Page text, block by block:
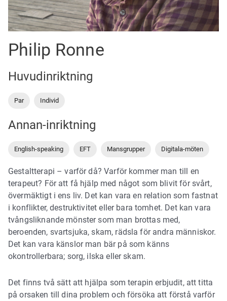
Philip Ronne
Huvudinriktning
Par Individ
Annan-inriktning
English-speaking EFT Mansgrupper Digitala-möten
Gestaltterapi – varför då? Varför kommer man till en
terapeut? För att få hjälp med något som blivit för svårt,
övermäktigt i ens liv. Det kan vara en relation som fastnat
i konflikter, destruktivitet eller bara tomhet. Det kan vara
tvångsliknande mönster som man brottas med,
beroenden, svartsjuka, skam, rädsla för andra människor.
Det kan vara känslor man bär på som känns
okontrollerbara; sorg, ilska eller skam.
Det finns två sätt att hjälpa som terapin erbjudit, att titta
på orsaken till dina problem och försöka att förstå varför